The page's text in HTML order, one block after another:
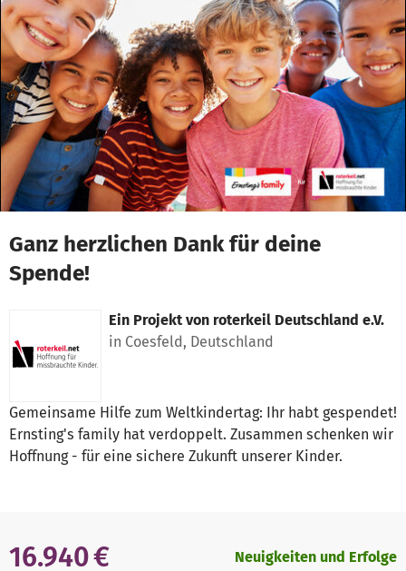
Zum Hauptinhalt springen
Erklärung zur Barrierefreiheit anzeigen
Ganz herzlichen Dank für deine
Spende!
Ein Projekt von roterkeil Deutschland e.V.
in Coesfeld, Deutschland
Gemeinsame Hilfe zum Weltkindertag: Ihr habt gespendet!
Ernsting's family hat verdoppelt. Zusammen schenken wir
Hoffnung - für eine sichere Zukunft unserer Kinder.
16.940 € Neuigkeiten und Erfolge